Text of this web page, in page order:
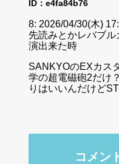
ID：e4fa84b76
8: 2026/04/30(木)
先読みとかレバブ
演出来た時
SANKYOのEXカス
学の超電磁砲2だけ
りはいいんだけど
コメン